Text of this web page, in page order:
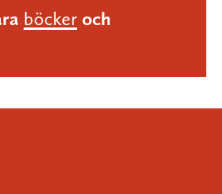
böcker och